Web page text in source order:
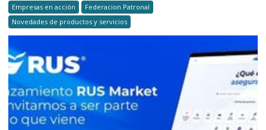
Empresas en acción
Federacion Patronal
Novedades de productos y servicios